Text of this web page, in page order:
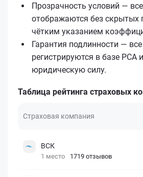
Прозрачность условий —
отображаются без скрытых
чётким указанием
Гарантия подлинности —
регистрируются в базе
юридическую силу.
Таблица рейтинга страховых
Страховая компания
ВСК
1 место 1719 отзывов